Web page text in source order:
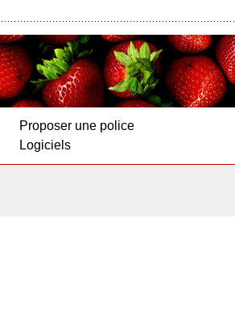
Proposer une police
Logiciels